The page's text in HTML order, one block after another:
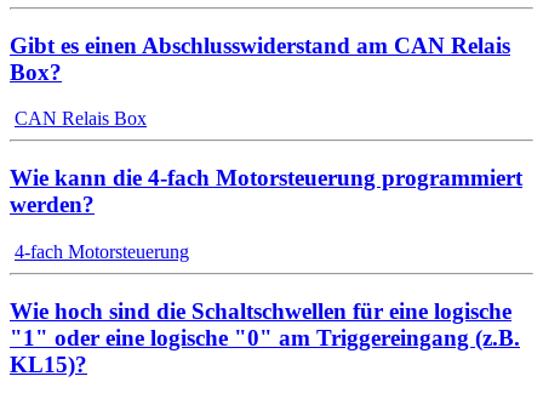
Gibt es einen Abschlusswiderstand am CAN Relais
Box?
CAN Relais Box
Wie kann die 4-fach Motorsteuerung programmiert
werden?
4-fach Motorsteuerung
Wie hoch sind die Schaltschwellen für eine logische
"1" oder eine logische "0" am Triggereingang (z.B.
KL15)?